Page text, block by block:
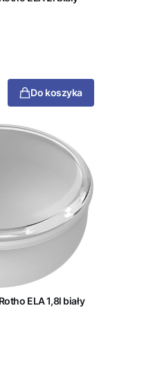
Do koszyka
ELA 1,8l biały